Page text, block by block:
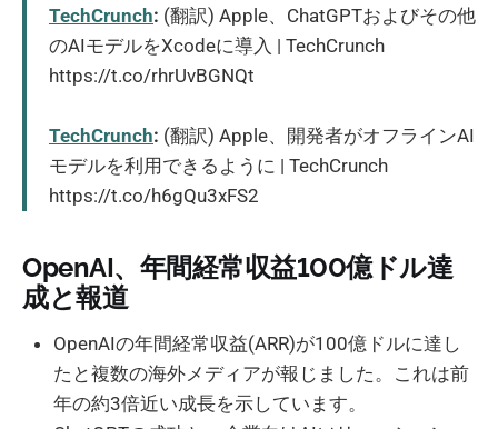
TechCrunch: (翻訳) Apple、ChatGPTおよびその他
のAIモデルをXcodeに導入 | TechCrunch
https://t.co/rhrUvBGNQt
TechCrunch: (翻訳) Apple、開発者がオフラインAI
モデルを利用できるように | TechCrunch
https://t.co/h6gQu3xFS2
OpenAI、年間経常収益100億ドル達
成と報道
OpenAIの年間経常収益(ARR)が100億ドルに達し
たと複数の海外メディアが報じました。これは前
年の約3倍近い成長を示しています。